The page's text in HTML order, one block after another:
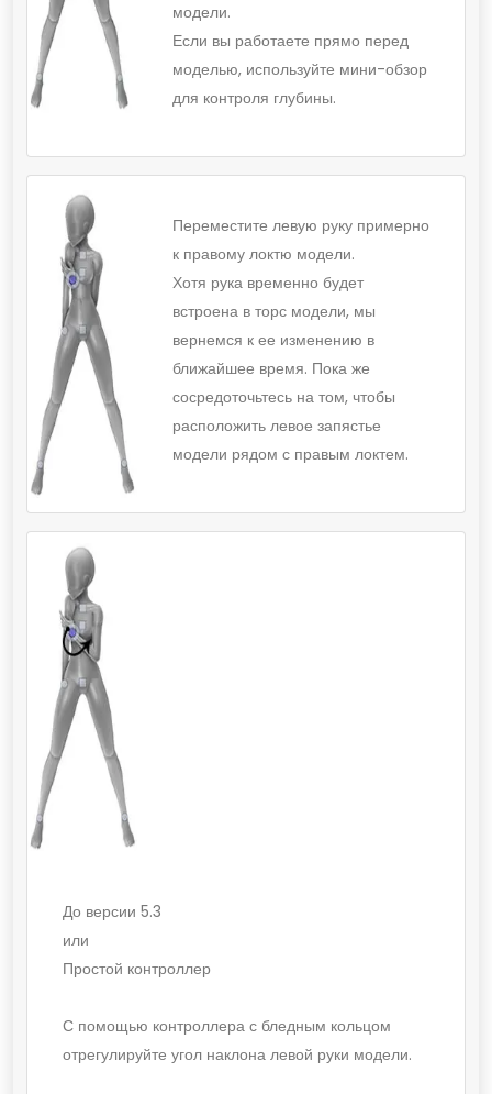
модели.
Если вы работаете прямо перед
моделью, используйте мини-обзор
для контроля глубины.
Переместите левую руку примерно
к правому локтю модели.
Хотя рука временно будет
встроена в торс модели, мы
вернемся к ее изменению в
ближайшее время. Пока же
сосредоточьтесь на том, чтобы
расположить левое запястье
модели рядом с правым локтем.
До версии 5.3
или
Простой контроллер
С помощью контроллера с бледным кольцом
отрегулируйте угол наклона левой руки модели.